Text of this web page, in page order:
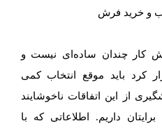
کار چندان ساده‌ای نیست و
کرد باید موقع انتخاب کمی
از این اتفاقات ناخوشایند
داریم. اطلاعاتی که با